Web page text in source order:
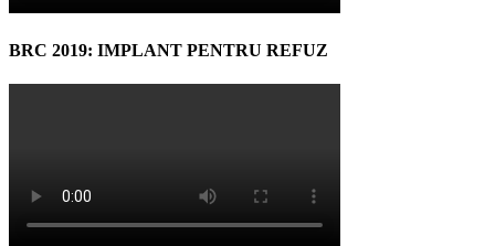
BRC 2019: IMPLANT PENTRU REFUZ